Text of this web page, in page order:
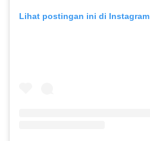
Lihat postingan ini di Instagram